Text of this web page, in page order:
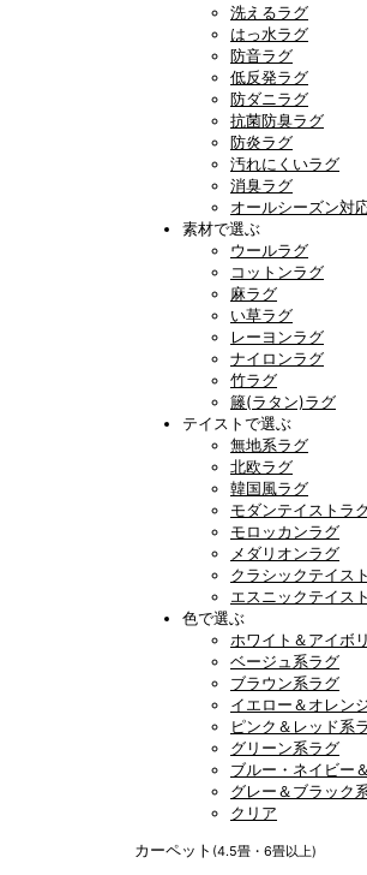
洗えるラグ
はっ水ラグ
防音ラグ
低反発ラグ
防ダニラグ
抗菌防臭ラグ
防炎ラグ
汚れにくいラグ
消臭ラグ
オールシーズン対
素材で選ぶ
ウールラグ
コットンラグ
麻ラグ
い草ラグ
レーヨンラグ
ナイロンラグ
竹ラグ
籐(ラタン)ラグ
テイストで選ぶ
無地系ラグ
北欧ラグ
韓国風ラグ
モダンテイストラ
モロッカンラグ
メダリオンラグ
クラシックテイス
エスニックテイス
色で選ぶ
ホワイト＆アイボ
ベージュ系ラグ
ブラウン系ラグ
イエロー＆オレン
ピンク＆レッド系
グリーン系ラグ
ブルー・ネイビー
グレー＆ブラック
クリア
カーペット (4.5畳・6畳以上)